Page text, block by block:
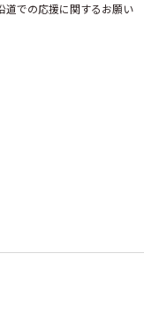
道での応援に関するお願い